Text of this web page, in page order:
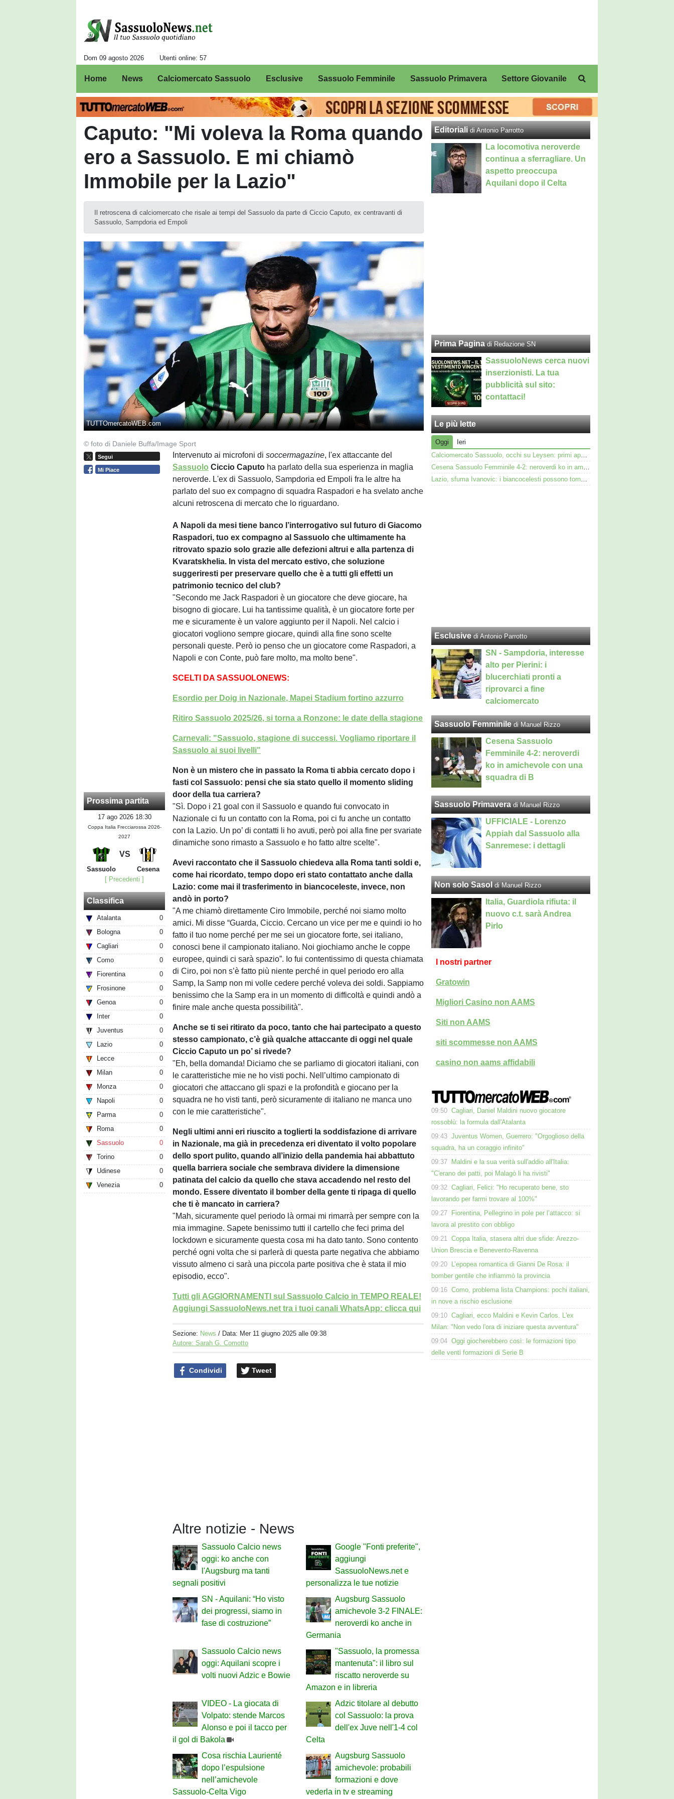
Dom 09 agosto 2026 Utenti online: 57
Home News Calciomercato Sassuolo Esclusive Sassuolo Femminile Sassuolo Primavera Settore Giovanile
Caputo: "Mi voleva la Roma quando
ero a Sassuolo. E mi chiamò
Immobile per la Lazio"
Il retroscena di calciomercato che risale ai tempi del Sassuolo da parte di Ciccio Caputo, ex centravanti di
Sassuolo, Sampdoria ed Empoli
TUTTOmercatoWEB.com
© foto di Daniele Buffa/Image Sport
Segui
Mi Piace
Prossima partita
17 ago 2026 18:30
Coppa Italia Frecciarossa 2026-
2027
VS
Sassuolo
Cesena
[ Precedenti ]
Classifica
Atalanta
0
Bologna
0
Cagliari
0
Como
0
Fiorentina
0
Frosinone
0
Genoa
0
Inter
0
Juventus
0
Lazio
0
Lecce
0
Milan
0
Monza
0
Napoli
0
Parma
0
Roma
0
Sassuolo
0
Torino
0
Udinese
0
Venezia
0
Intervenuto ai microfoni disoccermagazine, l'ex attaccante del
Sassuolo Ciccio Caputo ha parlato della sua esperienza in maglia
neroverde. L'ex di Sassuolo, Sampdoria ed Empoli fra le altre ha
parlato del suo ex compagno di squadra Raspadori e ha svelato anche
alcuni retroscena di mercato che lo riguardano.
A Napoli da mesi tiene banco l’interrogativo sul futuro di Giacomo
Raspadori, tuo ex compagno al Sassuolo che ultimamente ha
ritrovato spazio solo grazie alle defezioni altrui e alla partenza di
Kvaratskhelia. In vista del mercato estivo, che soluzione
suggeriresti per preservare quello che è a tutti gli effetti un
patrimonio tecnico del club?
"Secondo me Jack Raspadori è un giocatore che deve giocare, ha
bisogno di giocare. Lui ha tantissime qualità, è un giocatore forte per
me e sicuramente è un valore aggiunto per il Napoli. Nel calcio i
giocatori vogliono sempre giocare, quindi alla fine sono scelte
personali queste. Però io penso che un giocatore come Raspadori, a
Napoli e con Conte, può fare molto, ma molto bene".
SCELTI DA SASSUOLONEWS:
Esordio per Doig in Nazionale, Mapei Stadium fortino azzurro
Ritiro Sassuolo 2025/26, si torna a Ronzone: le date della stagione
Carnevali: "Sassuolo, stagione di successi. Vogliamo riportare il
Sassuolo ai suoi livelli"
Non è un mistero che in passato la Roma ti abbia cercato dopo i
fasti col Sassuolo: pensi che sia stato quello il momento sliding
door della tua carriera?
"Sì. Dopo i 21 goal con il Sassuolo e quando fui convocato in
Nazionale ci fu un contatto con la Roma, poi ci fu anche un contatto
con la Lazio. Un po’ di contatti li ho avuti, però poi alla fine per svariate
dinamiche sono rimasto a Sassuolo e ho fatto altre scelte".
Avevi raccontato che il Sassuolo chiedeva alla Roma tanti soldi e,
come hai ricordato, tempo dopo eri stato contattato anche dalla
Lazio: come mai il trasferimento in biancoceleste, invece, non
andò in porto?
"A me chiamò direttamente Ciro Immobile, perché noi siamo molto
amici. Mi disse “Guarda, Ciccio. Cercano un vice per me e quindi io ho
fatto il tuo nome perché per me sei un giocatore forte, sei italiano,
conosci bene il campionato italiano. Noi giochiamo anche le coppe
europee, quindi ci sarà spazio”. Io fui contentissimo di questa chiamata
di Ciro, poi non s’è fatto più niente perché in quel periodo ero alla
Samp, la Samp non mi volle cedere perché voleva dei soldi. Sappiamo
benissimo che la Samp era in un momento di difficoltà e quindi andò a
finire male anche questa possibilità".
Anche se ti sei ritirato da poco, tanto che hai partecipato a questo
stesso campionato, c’è già qualche attaccante di oggi nel quale
Ciccio Caputo un po’ si rivede?
"Eh, bella domanda! Diciamo che se parliamo di giocatori italiani, con
le caratteristiche mie ne ho visti pochi. Nell’ultimo campionato di
giocatori che attaccano gli spazi e la profondità e giocano per la
squadra ne ho visti tanti, però sicuramente di italiano ne manca uno
con le mie caratteristiche".
Negli ultimi anni eri riuscito a toglierti la soddisfazione di arrivare
in Nazionale, ma già in precedenza eri diventato il volto popolare
dello sport pulito, quando all’inizio della pandemia hai abbattuto
quella barriera sociale che sembrava dividere la dimensione
patinata del calcio da quello che stava accadendo nel resto del
mondo. Essere diventato il bomber della gente ti ripaga di quello
che ti è mancato in carriera?
"Mah, sicuramente quel periodo là ormai mi rimarrà per sempre con la
mia immagine. Sapete benissimo tutti il cartello che feci prima del
lockdown e sicuramente questa cosa mi ha dato tanto. Sono contento
perché ogni volta che si parlerà di questa parte negativa che abbiamo
vissuto almeno ci sarà una piccola parte positiva che è stata il mio
episodio, ecco".
Tutti gli AGGIORNAMENTI sul Sassuolo Calcio in TEMPO REALE!
Aggiungi SassuoloNews.net tra i tuoi canali WhatsApp: clicca qui
Sezione: News / Data: Mer 11 giugno 2025 alle 09:38
Autore: Sarah G. Comotto
Condividi Tweet
Altre notizie - News
Sassuolo Calcio news
oggi: ko anche con
l'Augsburg ma tanti
segnali positivi
Google "Fonti preferite",
aggiungi
SassuoloNews.net e
personalizza le tue notizie
SN - Aquilani: “Ho visto
dei progressi, siamo in
fase di costruzione”
Augsburg Sassuolo
amichevole 3-2 FINALE:
neroverdi ko anche in
Germania
Sassuolo Calcio news
oggi: Aquilani scopre i
volti nuovi Adzic e Bowie
"Sassuolo, la promessa
mantenuta": il libro sul
riscatto neroverde su
Amazon e in libreria
VIDEO - La giocata di
Volpato: stende Marcos
Alonso e poi il tacco per
il gol di Bakola
Adzic titolare al debutto
col Sassuolo: la prova
dell'ex Juve nell'1-4 col
Celta
Cosa rischia Laurienté
dopo l’espulsione
nell’amichevole
Sassuolo-Celta Vigo
Augsburg Sassuolo
amichevole: probabili
formazioni e dove
vederla in tv e streaming
Editoriali di Antonio Parrotto
La locomotiva neroverde
continua a sferragliare. Un
aspetto preoccupa
Aquilani dopo il Celta
Prima Pagina di Redazione SN
SassuoloNews cerca nuovi
inserzionisti. La tua
pubblicità sul sito:
contattaci!
Le più lette
Oggi
Ieri
Calciomercato Sassuolo, occhi su Leysen: primi approcci per il difensore dell'Union Saint-Gilloise
Cesena Sassuolo Femminile 4-2: neroverdi ko in amichevole con una squadra di B
Lazio, sfuma Ivanovic: i biancocelesti possono tornare su Pinamonti del Sassuolo
Esclusive di Antonio Parrotto
SN - Sampdoria, interesse
alto per Pierini: i
blucerchiati pronti a
riprovarci a fine
calciomercato
Sassuolo Femminile di Manuel Rizzo
Cesena Sassuolo
Femminile 4-2: neroverdi
ko in amichevole con una
squadra di B
Sassuolo Primavera di Manuel Rizzo
UFFICIALE - Lorenzo
Appiah dal Sassuolo alla
Sanremese: i dettagli
Non solo Sasol di Manuel Rizzo
Italia, Guardiola rifiuta: il
nuovo c.t. sarà Andrea
Pirlo
I nostri partner
Gratowin
Migliori Casino non AAMS
Siti non AAMS
siti scommesse non AAMS
casino non aams affidabili
09:50 Cagliari, Daniel Maldini nuovo giocatore
rossoblù: la formula dall'Atalanta
09:43 Juventus Women, Guerrero: "Orgoglioso della
squadra, ha un coraggio infinito"
09:37
Maldini e la sua verità sull'addio all'Italia:
"C'erano dei patti, poi Malagò li ha rivisti"
09:32 Cagliari, Felici: "Ho recuperato bene, sto
lavorando per farmi trovare al 100%"
09:27
Fiorentina, Pellegrino in pole per l’attacco: si
lavora al prestito con obbligo
09:21 Coppa Italia, stasera altri due sfide: Arezzo-
Union Brescia e Benevento-Ravenna
09:20
L’epopea romantica di Gianni De Rosa: il
bomber gentile che infiammò la provincia
09:16 Como, problema lista Champions: pochi italiani,
in nove a rischio esclusione
09:10 Cagliari, ecco Maldini e Kevin Carlos. L'ex
Milan: "Non vedo l'ora di iniziare questa avventura"
09:04 Oggi giocherebbero così: le formazioni tipo
delle venti formazioni di Serie B